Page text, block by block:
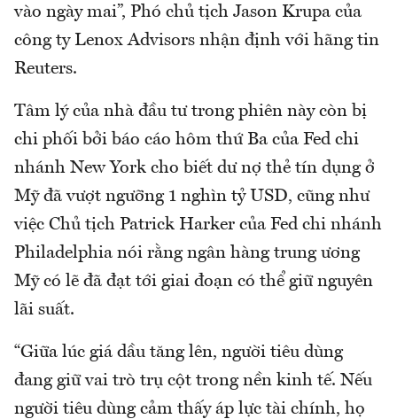
vào ngày mai”, Phó chủ tịch Jason Krupa của
công ty Lenox Advisors nhận định với hãng tin
Reuters.
Tâm lý của nhà đầu tư trong phiên này còn bị
chi phối bởi báo cáo hôm thứ Ba của Fed chi
nhánh New York cho biết dư nợ thẻ tín dụng ở
Mỹ đã vượt ngưỡng 1 nghìn tỷ USD, cũng như
việc Chủ tịch Patrick Harker của Fed chi nhánh
Philadelphia nói rằng ngân hàng trung ương
Mỹ có lẽ đã đạt tới giai đoạn có thể giữ nguyên
lãi suất.
“Giữa lúc giá dầu tăng lên, người tiêu dùng
đang giữ vai trò trụ cột trong nền kinh tế. Nếu
người tiêu dùng cảm thấy áp lực tài chính, họ